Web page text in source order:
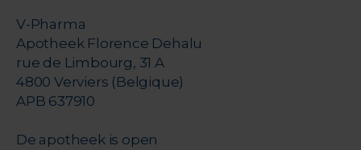
V-Pharma
Apotheek Florence Dehalu
rue de Limbourg, 31 A
4800 Verviers (Belgique)
APB 637910
De apotheek is open